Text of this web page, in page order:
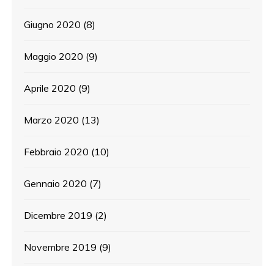
Giugno 2020 (8)
Maggio 2020 (9)
Aprile 2020 (9)
Marzo 2020 (13)
Febbraio 2020 (10)
Gennaio 2020 (7)
Dicembre 2019 (2)
Novembre 2019 (9)